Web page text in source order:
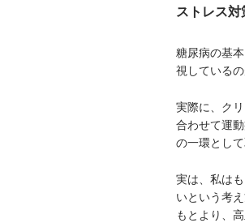
ストレス
糖尿病の基本
視している
実際に、ク
合わせて運
の一環とし
実は、私は
いという考
もとより、